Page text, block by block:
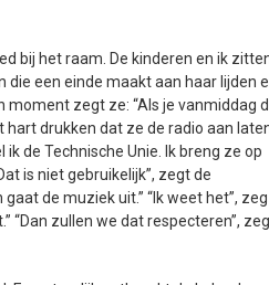
bij het raam. De kinderen en ik
die een einde maakt aan haar lijden
moment zegt ze: “Als je vanmiddag
drukken dat ze de radio aan
de Technische Unie. Ik breng ze op
is niet gebruikelijk”, zegt de
de muziek uit.” “Ik weet het”, zeg
“Dan zullen we dat respecteren”,